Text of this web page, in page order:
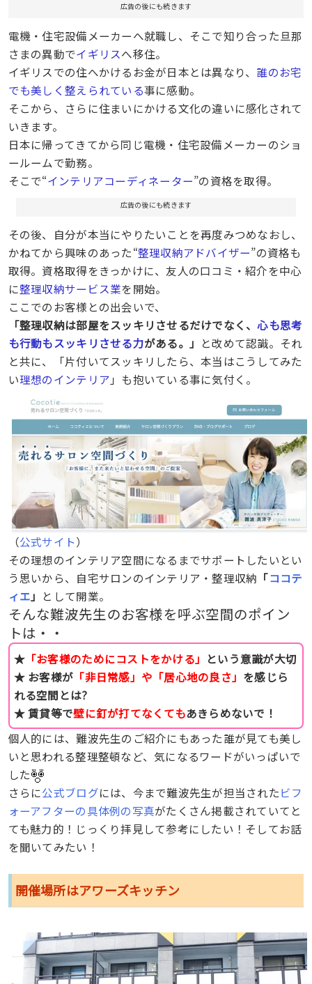
広告の後にも続きます
電機・住宅設備メーカーへ就職し、そこで知り合った旦那
さまの異動でイギリスへ移住。
イギリスでの住へかけるお金が日本とは異なり、 誰のお宅
でも美しく整えられている事に感動。
そこから、さらに住まいにかける文化の違いに感化されて
いきます。
日本に帰ってきてから同じ電機・住宅設備メーカーのショ
ールームで勤務。
そこで“インテリアコーディネーター”の資格を取得。
広告の後にも続きます
その後、自分が本当にやりたいことを再度みつめなおし、
かねてから興味のあった“整理収納アドバイザー”の資格も
取得。資格取得をきっかけに、友人の口コミ・紹介を中心
に整理収納サービス業を開始。
ここでのお客様との出会いで、
「整理収納は部屋をスッキリさせるだけでなく、心も思考
も行動もスッキリさせる力がある。」 と改めて認識。それ
と共に、「片付いてスッキリしたら、本当はこうしてみた
い理想のインテリア 」も抱いている事に気付く。
（公式サイト）
その理想のインテリア空間になるまでサポートしたいとい
う思いから、自宅サロンのインテリア・整理収納 「ココテ
ィエ 」 として開業。
そんな難波先生のお客様を呼ぶ空間のポイン
トは・・
★「お客様のためにコストをかける」 という意識が大切
★ お客様が 「非日常感」や「居心地の良さ」 を感じら
れる空間とは?
★ 賃貸等で壁に釘が打てなくてもあきらめないで！
個人的には、難波先生のご紹介にもあった誰が見ても美し
いと思われる整理整頓など、気になるワードがいっぱいで
した
さらに公式ブログには、今まで難波先生が担当されたビフ
ォーアフターの具体例の写真がたくさん掲載されていてと
ても魅力的！じっくり拝見して参考にしたい！そしてお話
を聞いてみたい！
開催場所はアワーズキッチン